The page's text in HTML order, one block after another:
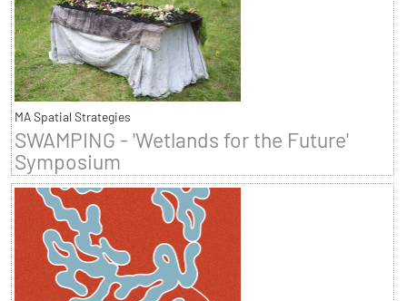
MA Spatial Strategies
SWAMPING - 'Wetlands for the Future'
Symposium